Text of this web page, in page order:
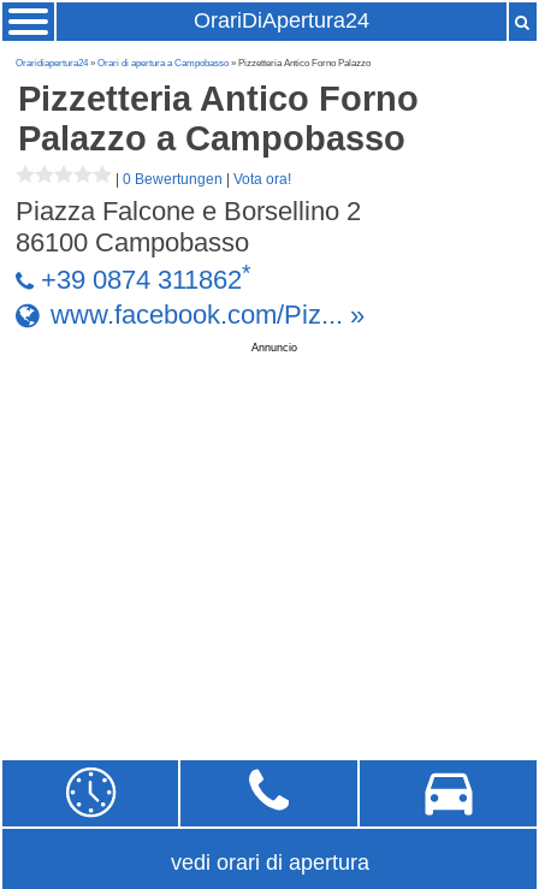
OrariDiApertura24
Oraridiapertura24»Orari di apertura a Campobasso » Pizzetteria Antico Forno Palazzo
Pizzetteria Antico Forno
Palazzo a Campobasso
|0 Bewertungen |Vota ora!
Piazza Falcone e Borsellino 2
86100 Campobasso
+39 0874 311862*
www.facebook.com/Piz... »
Annuncio
vedi orari di apertura